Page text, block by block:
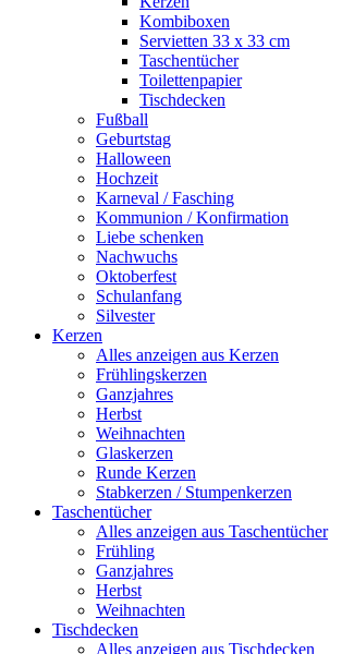
Kombiboxen
Servietten 33 x 33 cm
Taschentücher
Toilettenpapier
Tischdecken
Fußball
Geburtstag
Halloween
Hochzeit
Karneval / Fasching
Kommunion / Konfirmation
Liebe schenken
Nachwuchs
Oktoberfest
Schulanfang
Silvester
Kerzen
Alles anzeigen aus Kerzen
Frühlingskerzen
Ganzjahres
Herbst
Weihnachten
Glaskerzen
Runde Kerzen
Stabkerzen / Stumpenkerzen
Taschentücher
Alles anzeigen aus Taschentücher
Frühling
Ganzjahres
Herbst
Weihnachten
Tischdecken
Alles anzeigen aus Tischdecken